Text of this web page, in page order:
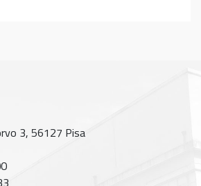
3, 56127 Pisa